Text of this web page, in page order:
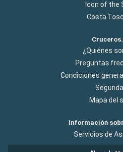
Icon of the
Costa
¿Quiénes
Preguntas
Condiciones
Mapa del
Información
Servicios de